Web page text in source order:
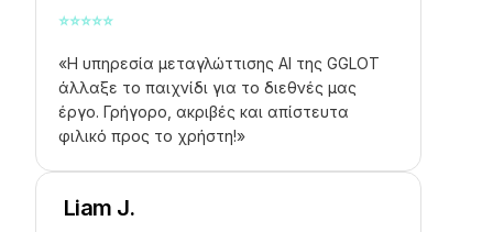
⭐⭐⭐⭐⭐
«Η υπηρεσία μεταγλώττισης AI της GGLOT
άλλαξε το παιχνίδι για το διεθνές μας
έργο. Γρήγορο, ακριβές και απίστευτα
φιλικό προς το χρήστη!»
Liam J.